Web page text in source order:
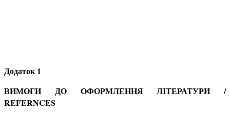
Додаток 1
ВИМОГИ ДО ОФОРМЛЕННЯ ЛІТЕРАТУРИ /
REFERNCES